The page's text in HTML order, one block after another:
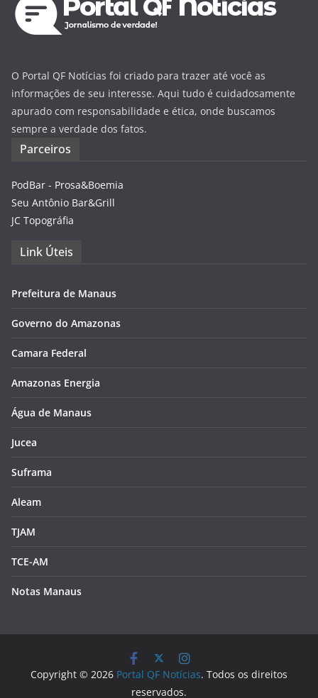
O Portal QF Notícias foi criado para trazer até você as
informações de seu interesse. Aqui tudo é cuidadosamente
apurado com responsabilidade e ética, onde buscamos
sempre a verdade dos fatos.
Parceiros
PodBar - Prosa&Boemia
Seu Antônio Bar&Grill
JC Topográfia
Link Úteis
Prefeitura de Manaus
Governo do Amazonas
Camara Federal
Amazonas Energia
Água de Manaus
Jucea
Suframa
Aleam
TJAM
TCE-AM
Notas Manaus
Copyright © 2026 Portal QF Notícias. Todos os direitos
reservados.